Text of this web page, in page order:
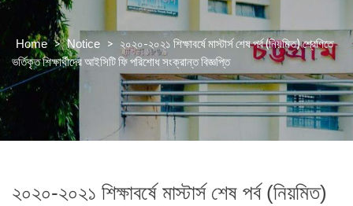
Home > Notice > ২০২০-২০২১ শিক্ষাবর্ষে মাস্টার্স শেষ পর্ব (নিয়মিত) শ্রেণিতে
ভর্তিকৃত শিক্ষার্থীদের আইসিটি ফি পরিশোধ সংক্রান্ত বিজ্ঞপ্তি
২০২০-২০২১ শিক্ষাবর্ষে মাস্টার্স শেষ পর্ব (নিয়মিত)